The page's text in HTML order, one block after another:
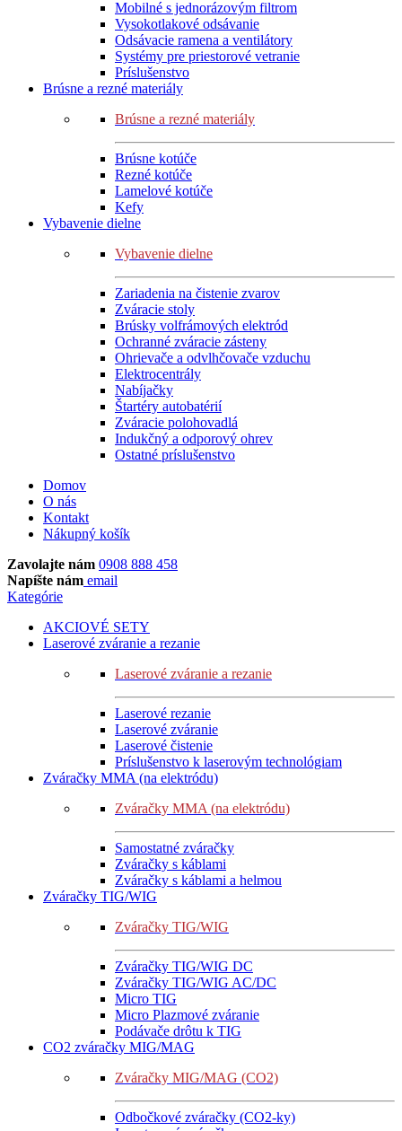
Mobilné s jednorázovým filtrom
Vysokotlakové odsávanie
Odsávacie ramena a ventilátory
Systémy pre priestorové vetranie
Príslušenstvo
Brúsne a rezné materiály
Brúsne a rezné materiály
Brúsne kotúče
Rezné kotúče
Lamelové kotúče
Kefy
Vybavenie dielne
Vybavenie dielne
Zariadenia na čistenie zvarov
Zváracie stoly
Brúsky volfrámových elektród
Ochranné zváracie zásteny
Ohrievače a odvlhčovače vzduchu
Elektrocentrály
Nabíjačky
Štartéry autobatérií
Zváracie polohovadlá
Indukčný a odporový ohrev
Ostatné príslušenstvo
Domov
O nás
Kontakt
Nákupný košík
Zavolajte nám 0908 888 458
Napíšte nám email
Kategórie
AKCIOVÉ SETY
Laserové zváranie a rezanie
Laserové zváranie a rezanie
Laserové rezanie
Laserové zváranie
Laserové čistenie
Príslušenstvo k laserovým technológiam
Zváračky MMA (na elektródu)
Zváračky MMA (na elektródu)
Samostatné zváračky
Zváračky s káblami
Zváračky s káblami a helmou
Zváračky TIG/WIG
Zváračky TIG/WIG
Zváračky TIG/WIG DC
Zváračky TIG/WIG AC/DC
Micro TIG
Micro Plazmové zváranie
Podávače drôtu k TIG
CO2 zváračky MIG/MAG
Zváračky MIG/MAG (CO2)
Odbočkové zváračky (CO2-ky)